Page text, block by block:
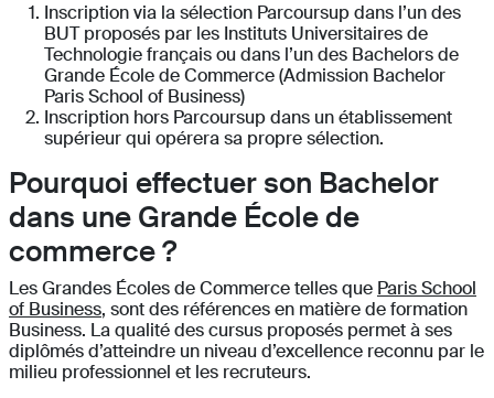
Inscription via la sélection Parcoursup dans l’un des
BUT proposés par les Instituts Universitaires de
Technologie français ou dans l’un des Bachelors de
Grande École de Commerce (Admission Bachelor
Paris School of Business)
Inscription hors Parcoursup dans un établissement
supérieur qui opérera sa propre sélection.
Pourquoi effectuer son Bachelor
dans une Grande École de
commerce ?
Les Grandes Écoles de Commerce telles que Paris School
of Business, sont des références en matière de formation
Business. La qualité des cursus proposés permet à ses
diplômés d’atteindre un niveau d’excellence reconnu par le
milieu professionnel et les recruteurs.